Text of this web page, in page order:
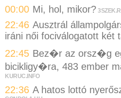
00:00 Mi, hol, mikor?
22:46 Ausztrál
iráni női fociválogatott két
22:45 Bez�r az orsz�g
bicikligy�ra, 483 ember
KURUC.INFO
22:36 A hatos lottó